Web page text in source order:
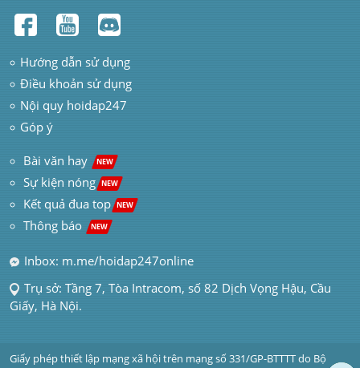
Hướng dẫn sử dụng
Điều khoản sử dụng
Nội quy hoidap247
Góp ý
Bài văn hay NEW
Sự kiện nóng NEW
Kết quả đua top NEW
Thông báo NEW
Inbox: m.me/hoidap247online
Trụ sở: Tầng 7, Tòa Intracom, số 82 Dịch Vọng Hậu, Cầu
Giấy, Hà Nội.
Giấy phép thiết lập mạng xã hội trên mạng số 331/GP-BTTTT do Bộ